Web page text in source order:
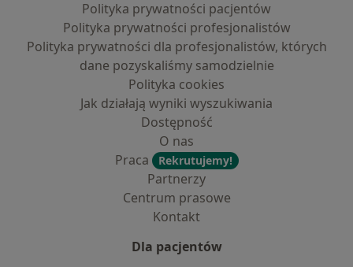
Polityka prywatności pacjentów
Polityka prywatności profesjonalistów
Polityka prywatności dla profesjonalistów, których
dane pozyskaliśmy samodzielnie
Polityka cookies
Jak działają wyniki wyszukiwania
Dostępność
O nas
Praca
Rekrutujemy!
Partnerzy
Centrum prasowe
Kontakt
Dla pacjentów